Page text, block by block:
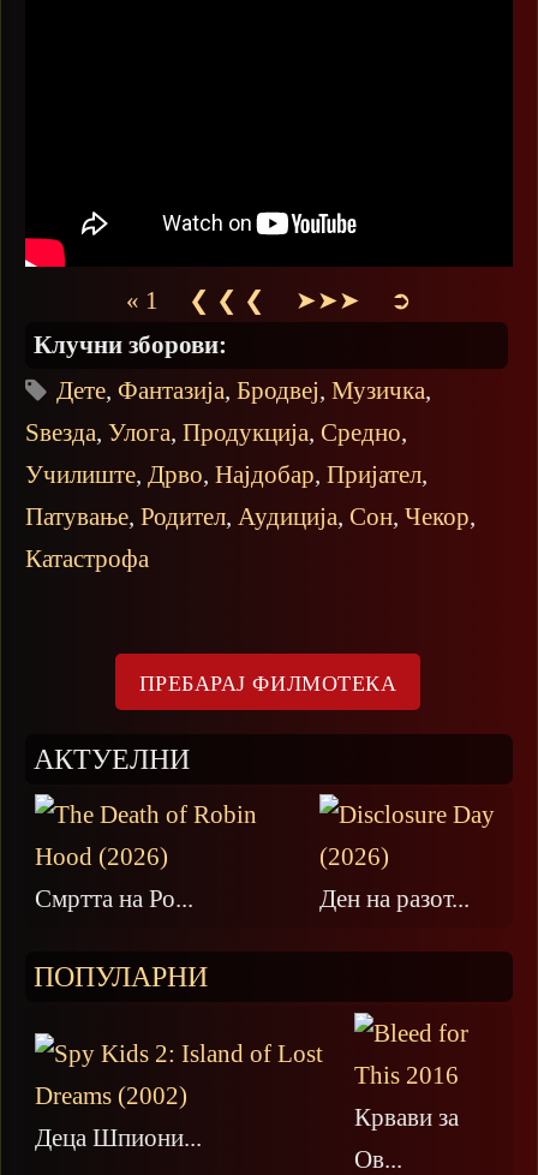
« 1 ❮ ❮ ❮ ➤➤➤
➲
Клучни зборови:
Дете, Фантазија, Бродвеј, Музичка,
Ѕвезда, Улога, Продукција, Средно,
Училиште, Дрво, Најдобар, Пријател,
Патување, Родител, Аудиција, Сон, Чекор,
Катастрофа
АКТУЕЛНИ
Смртта на Ро... Ден на разот...
ПОПУЛАРНИ
Деца Шпиони...
Крвави за
Ов...